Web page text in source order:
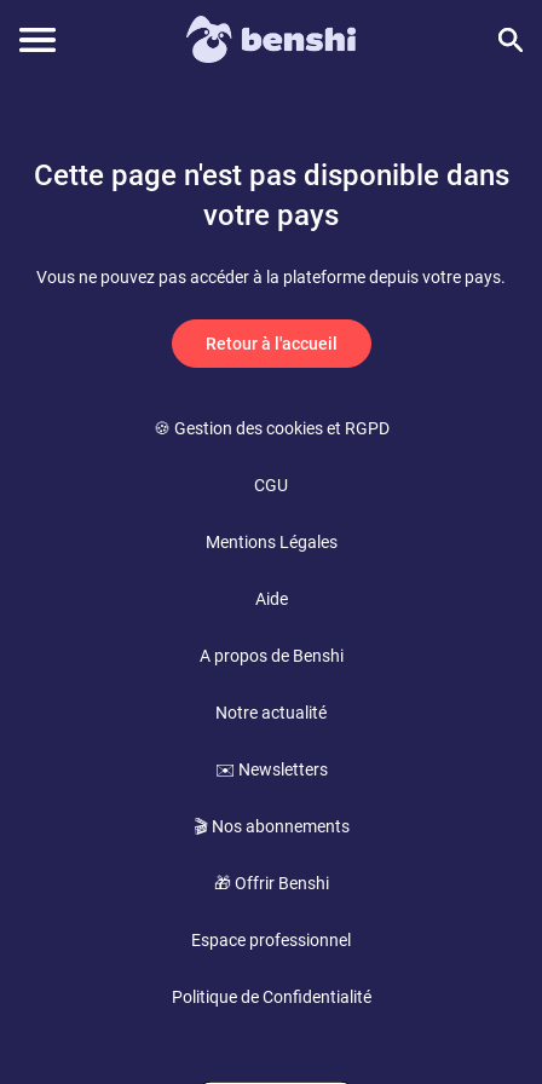
Cette page n'est pas disponible dans
votre pays
Vous ne pouvez pas accéder à la plateforme depuis votre pays.
Retour à l'accueil
🍪 Gestion des cookies et RGPD
CGU
Mentions Légales
Aide
A propos de Benshi
Notre actualité
✉️ Newsletters
🎬 Nos abonnements
🎁 Offrir Benshi
Espace professionnel
Politique de Confidentialité